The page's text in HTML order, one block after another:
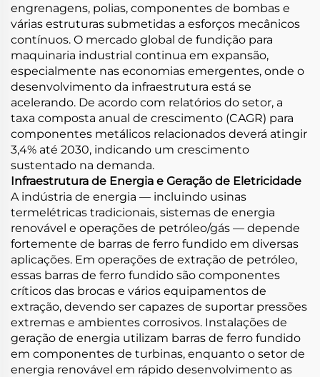
engrenagens, polias, componentes de bombas e
várias estruturas submetidas a esforços mecânicos
contínuos. O mercado global de fundição para
maquinaria industrial continua em expansão,
especialmente nas economias emergentes, onde o
desenvolvimento da infraestrutura está se
acelerando. De acordo com relatórios do setor, a
taxa composta anual de crescimento (CAGR) para
componentes metálicos relacionados deverá atingir
3,4% até 2030, indicando um crescimento
sustentado na demanda.
Infraestrutura de Energia e Geração de Eletricidade
A indústria de energia — incluindo usinas
termelétricas tradicionais, sistemas de energia
renovável e operações de petróleo/gás — depende
fortemente de barras de ferro fundido em diversas
aplicações. Em operações de extração de petróleo,
essas barras de ferro fundido são componentes
críticos das brocas e vários equipamentos de
extração, devendo ser capazes de suportar pressões
extremas e ambientes corrosivos. Instalações de
geração de energia utilizam barras de ferro fundido
em componentes de turbinas, enquanto o setor de
energia renovável em rápido desenvolvimento as